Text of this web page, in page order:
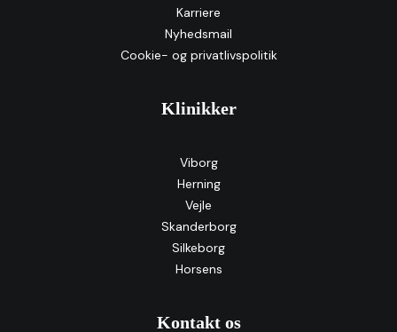
Karriere
Nyhedsmail
Cookie- og privatlivspolitik
Klinikker
Viborg
Herning
Vejle
Skanderborg
Silkeborg
Horsens
Kontakt os